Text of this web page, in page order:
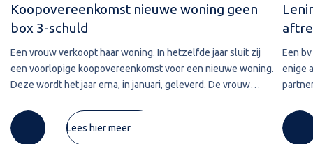
Koopovereenkomst nieuwe woning geen
box 3-schuld
Een vrouw verkoopt haar woning. In hetzelfde jaar sluit zij
een voorlopige koopovereenkomst voor een nieuwe woning.
Deze wordt het jaar erna, in januari, geleverd. De vrouw
derdengeldrekening van
Lees hier meer
Een
enige